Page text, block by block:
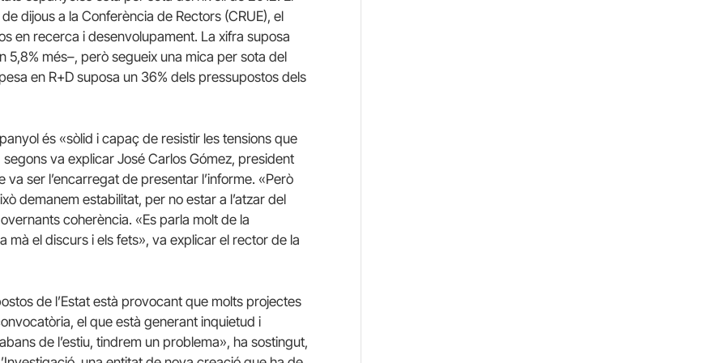
dijous a la Conferència de Rectors (CRUE), el
en recerca i desenvolupament. La xifra suposa
5,8% més–, però segueix una mica per sota del
en R+D suposa un 36% dels pressupostos dels
és «sòlid i capaç de resistir les tensions que
va explicar José Carlos Gómez, president
va ser l’encarregat de presentar l’informe. «Però
demanem estabilitat, per no estar a l’atzar del
coherència. «Es parla molt de la
mà el discurs i els fets», va explicar el rector de la
de l’Estat està provocant que molts projectes
el que està generant inquietud i
de l’estiu, tindrem un problema», ha sostingut,